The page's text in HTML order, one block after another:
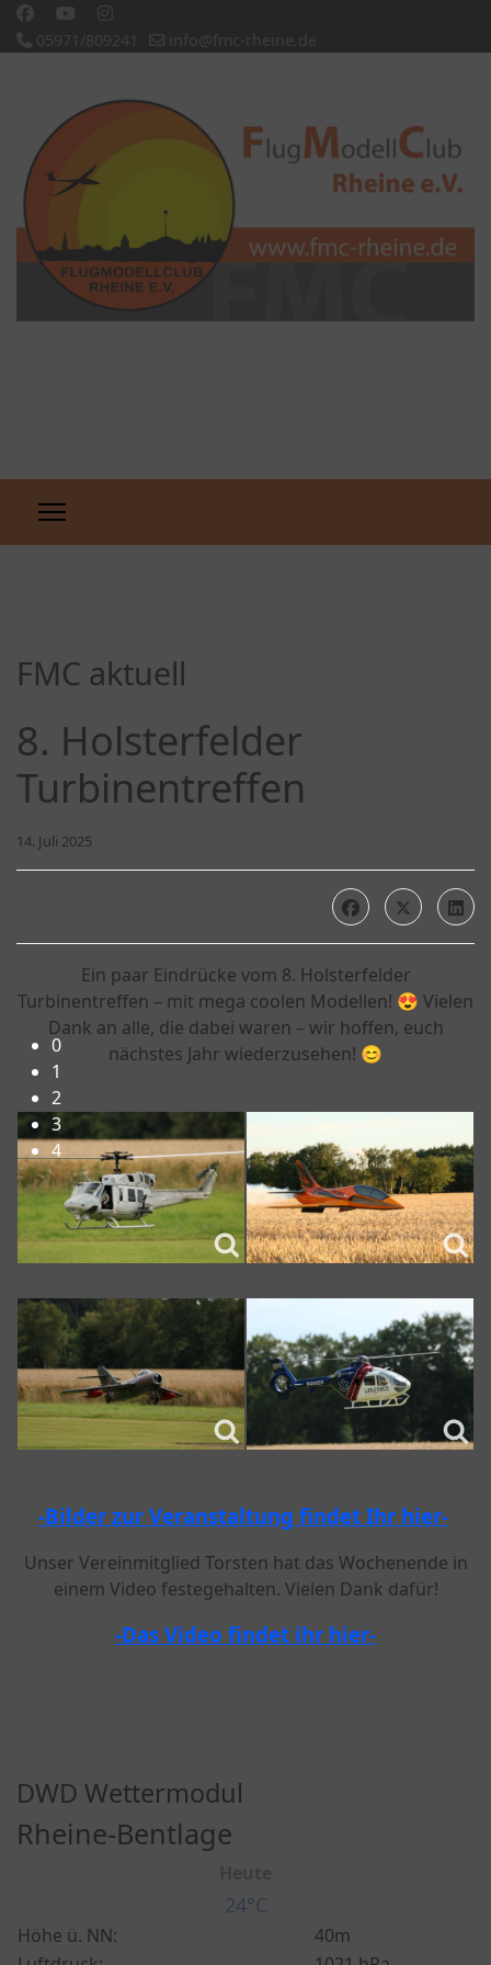
05971/809241 info@fmc-rheine.de
Herzlich Willkommen beim FMC-Rheine e.V.!
0
1
2
3
4
FMC aktuell
8. Holsterfelder
Turbinentreffen
14. Juli 2025
Ein paar Eindrücke vom 8. Holsterfelder
Turbinentreffen – mit mega coolen Modellen! 😍 Vielen
Dank an alle, die dabei waren – wir hoffen, euch
nächstes Jahr wiederzusehen! 😊
-Bilder zur Veranstaltung findet Ihr hier-
Unser Vereinmitglied Torsten hat das Wochenende in
einem Video festegehalten. Vielen Dank dafür!
-Das Video findet ihr hier-
DWD Wettermodul
Rheine-Bentlage
24°C
Höhe ü. NN:
40m